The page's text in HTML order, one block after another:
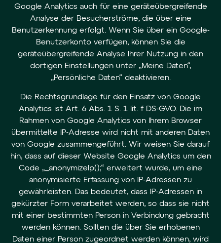
Google Analytics auch für eine geräteübergreifende
Analyse der Besucherströme, die über eine
Benutzerkennung erfolgt. Wenn Sie über ein Google-
Benutzerkonto verfügen, können Sie die
geräteübergreifende Analyse Ihrer Nutzung in den
dortigen Einstellungen unter „Meine Daten“,
„Persönliche Daten“ deaktivieren.
Die Rechtsgrundlage für den Einsatz von Google
Analytics ist Art. 6 Abs. 1 S. 1 lit. f DS-GVO. Die im
Rahmen von Google Analytics von Ihrem Browser
übermittelte IP-Adresse wird nicht mit anderen Daten
von Google zusammengeführt. Wir weisen Sie darauf
hin, dass auf dieser Website Google Analytics um den
Code „_anonymizeIp();“ erweitert wurde, um eine
anonymisierte Erfassung von IP-Adressen zu
gewährleisten. Das bedeutet, dass IP-Adressen in
gekürzter Form verarbeitet werden, so dass sie nicht
mit einer bestimmten Person in Verbindung gebracht
werden können. Sollten die über Sie erhobenen
Daten einer Person zugeordnet werden können, wird